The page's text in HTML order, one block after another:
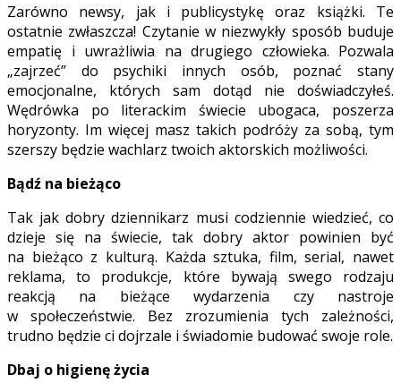
Zarówno newsy, jak i publicystykę oraz książki. Te
ostatnie zwłaszcza! Czytanie w niezwykły sposób buduje
empatię i uwrażliwia na drugiego człowieka. Pozwala
„zajrzeć” do psychiki innych osób, poznać stany
emocjonalne, których sam dotąd nie doświadczyłeś.
Wędrówka po literackim świecie ubogaca, poszerza
horyzonty. Im więcej masz takich podróży za sobą, tym
szerszy będzie wachlarz twoich aktorskich możliwości.
Bądź na bieżąco
Tak jak dobry dziennikarz musi codziennie wiedzieć, co
dzieje się na świecie, tak dobry aktor powinien być
na bieżąco z kulturą. Każda sztuka, film, serial, nawet
reklama, to produkcje, które bywają swego rodzaju
reakcją na bieżące wydarzenia czy nastroje
w społeczeństwie. Bez zrozumienia tych zależności,
trudno będzie ci dojrzale i świadomie budować swoje role.
Dbaj o higienę życia